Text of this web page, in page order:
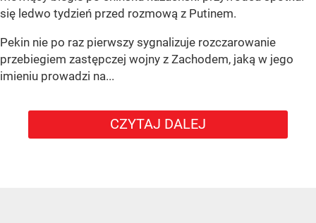
się ledwo tydzień przed rozmową z Putinem.
Pekin nie po raz pierwszy sygnalizuje rozczarowanie
przebiegiem zastępczej wojny z Zachodem, jaką w jego
imieniu prowadzi na...
CZYTAJ DALEJ